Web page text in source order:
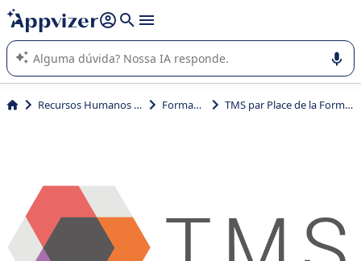
de nossa IA (várias linhas com
A IA do Appvizer o orienta no uso ou na seleção de software
SaaS para sua empresa.
Recursos Humanos (RH) Formação TMS par Place de la Formation